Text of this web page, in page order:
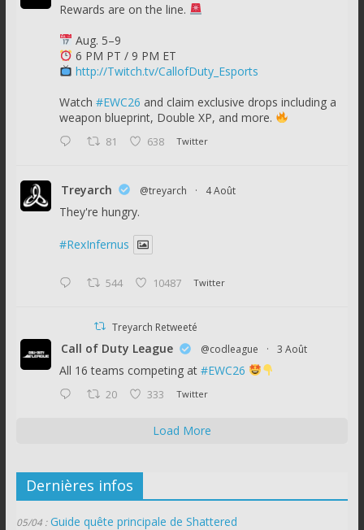
Rewards are on the line.
Aug. 5–9
6 PM PT / 9 PM ET
http://Twitch.tv/CallofDuty_Esports
Watch #EWC26 and claim exclusive drops including a
weapon blueprint, Double XP, and more.
81 638 Twitter
Treyarch @treyarch · 4 Août
They're hungry.
#RexInfernus
544 10487 Twitter
Treyarch Retweeté
Call of Duty League @codleague · 3 Août
All 16 teams competing at #EWC26
20 333 Twitter
Load More
Dernières infos
05/04 : Guide quête principale de Shattered